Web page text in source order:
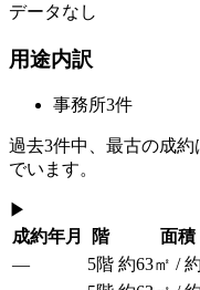
データなし
用途内訳
事務所3件
過去3件中、最古の成約
でいます。
▶
成約年月
階 面積
—
5階 約63㎡ /